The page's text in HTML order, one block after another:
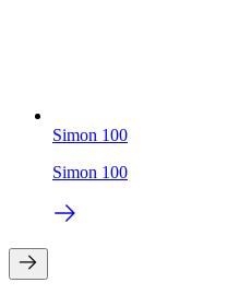
Simon 100
Simon 100